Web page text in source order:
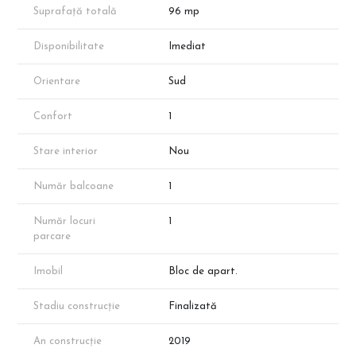
Suprafață totală 96 mp
Disponibilitate Imediat
Orientare Sud
Confort
Stare interior Nou
Număr balcoane
Număr locuri
parcare
Imobil Bloc de apart.
Stadiu construcție Finalizată
An construcție 2019